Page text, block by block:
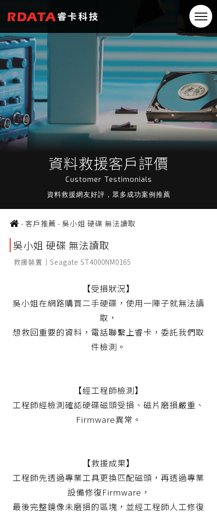
資料救援客戶評價
Customer Testimonials
資料救援網友好評，眾多成功案例推薦
-客戶推薦 -吳小姐 硬碟 無法讀取
吳小姐 硬碟 無法讀取
救援裝置｜Seagate ST4000NM0165
【受損狀況】
吳小姐在網路購買二手硬碟，使用一陣子就無法讀
取，
想救回重要的資料，電話聯繫上睿卡，委託我們取
件檢測。
【經工程師檢測】
工程師經檢測確認硬碟磁頭受損、磁片磨損嚴重、
Firmware異常。
【救援成果】
工程師先透過專業工具更換匹配磁頭，再透過專業
設備修復Firmware，
最後完整鏡像未磨損的區塊，並經工程師人工修復